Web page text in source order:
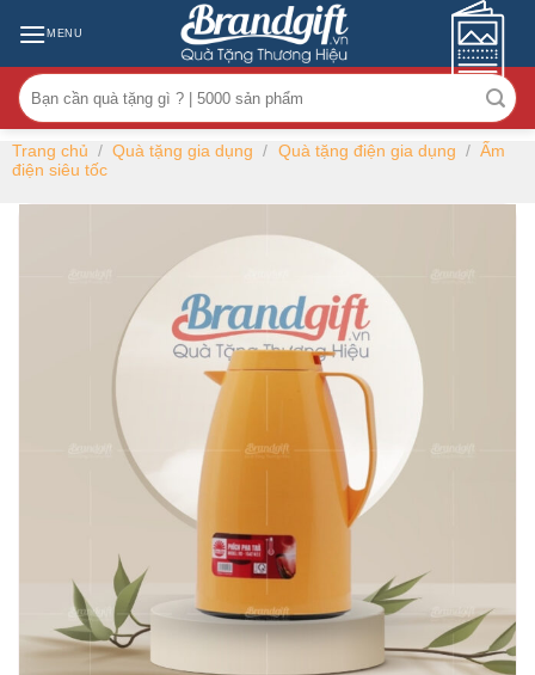
content
MENU
Tìm
kiếm:
Trang chủ / Quà tặng gia dụng / Quà tặng điện gia dụng / Ấm
điện siêu tốc